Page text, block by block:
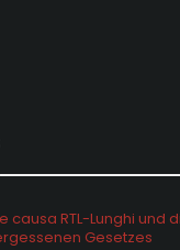
causa RTL-Lunghi und
Gesetzes